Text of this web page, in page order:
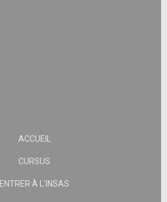
ACCUEIL
CURSUS
ENTRER À L’INSAS